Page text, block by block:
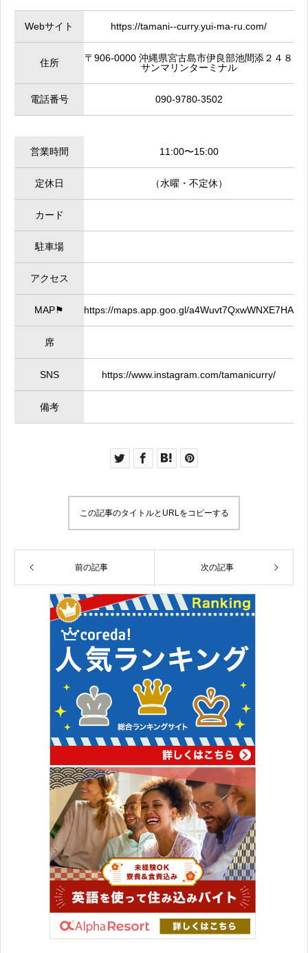
Webサイト https://tamani--curry.yui-ma-ru.com/
住所
〒906-0000 沖縄県宮古島市伊良部池間添２４８
サンマリンターミナル
電話番号 090-9780-3502
営業時間 11:00〜15:00
定休日 （水曜・不定休）
カード
駐車場
アクセス
MAP⚑ https://maps.app.goo.gl/a4Wuvt7QxwWNXE7HA
席
SNS https://www.instagram.com/tamanicurry/
備考
この記事のタイトルとURLをコピーする
前の記事 次の記事